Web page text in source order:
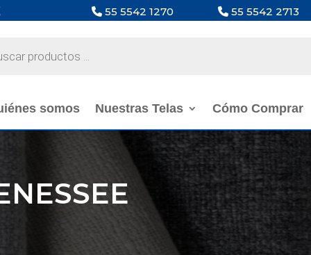
55 5542 1270 55 5542 2713
somos Nuestras Telas Cómo Comprar